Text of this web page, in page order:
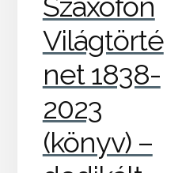
Világtörté
net 1838-
2023
(könyv) –